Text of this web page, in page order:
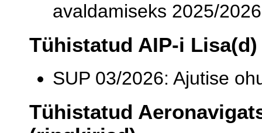
avaldamiseks 2025/
Tühistatud AIP-i Lisa(d)
SUP 03/2026: Ajutise
Tühistatud